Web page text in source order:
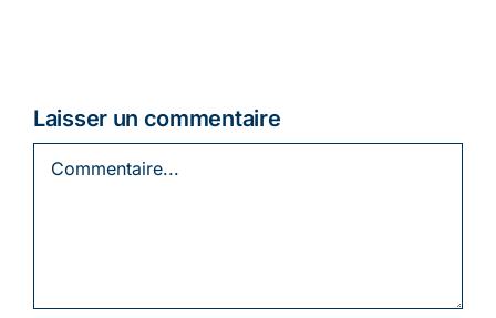
Laisser un commentaire